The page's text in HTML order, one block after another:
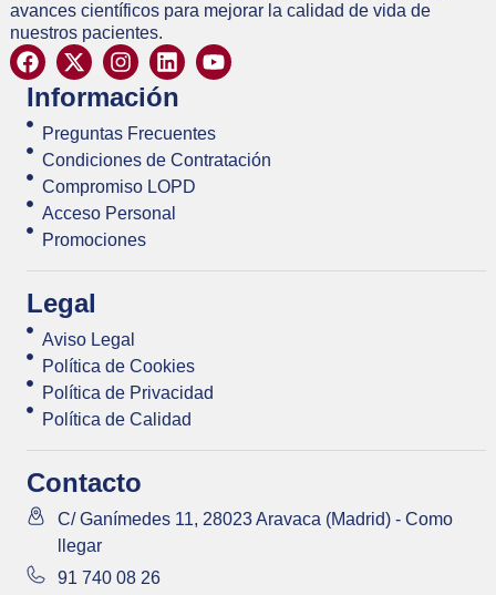
avances científicos para mejorar la calidad de vida de
nuestros pacientes.
Información
Preguntas Frecuentes
Condiciones de Contratación
Compromiso LOPD
Acceso Personal
Promociones
Legal
Aviso Legal
Política de Cookies
Política de Privacidad
Política de Calidad
Contacto
C/ Ganímedes 11, 28023 Aravaca (Madrid) - Como
llegar
91 740 08 26